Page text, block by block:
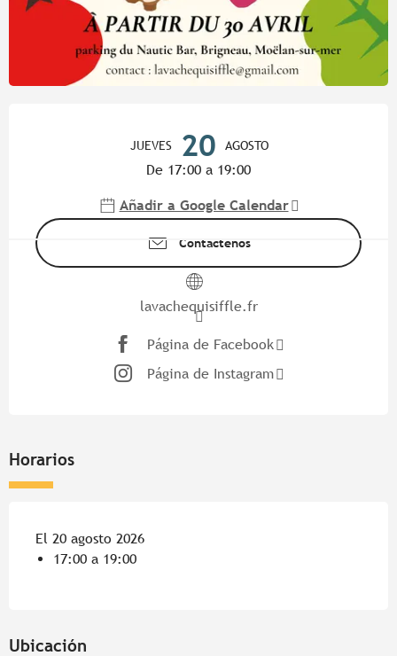
JUEVES 20 AGOSTO
De 17:00 a 19:00
Añadir a Google Calendar
Contáctenos
lavachequisiffle.fr
Página de Facebook
Página de Instagram
Horarios
El 20 agosto 2026
17:00 a 19:00
Ubicación